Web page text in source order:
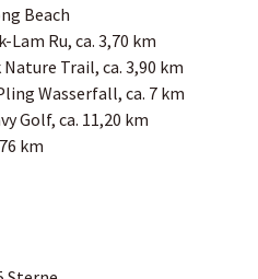
Beach
Ru, ca. 3,70 km
Trail, ca. 3,90 km
Wasserfall, ca. 7 km
Golf, ca. 11,20 km
km